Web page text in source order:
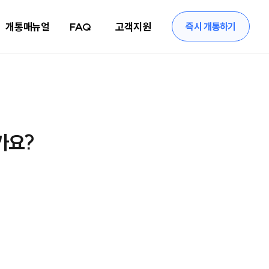
개통매뉴얼 FAQ 고객지원 즉시 개통하기
요?